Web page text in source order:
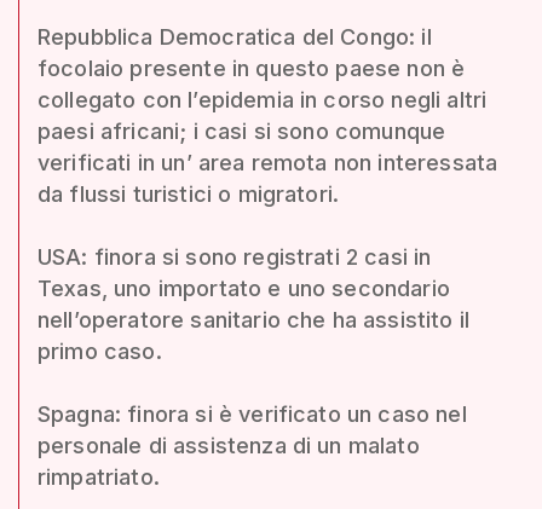
Repubblica Democratica del Congo: il
focolaio presente in questo paese non è
collegato con l’epidemia in corso negli altri
paesi africani; i casi si sono comunque
verificati in un’ area remota non interessata
da flussi turistici o migratori.
USA: finora si sono registrati 2 casi in
Texas, uno importato e uno secondario
nell’operatore sanitario che ha assistito il
primo caso.
Spagna: finora si è verificato un caso nel
personale di assistenza di un malato
rimpatriato.